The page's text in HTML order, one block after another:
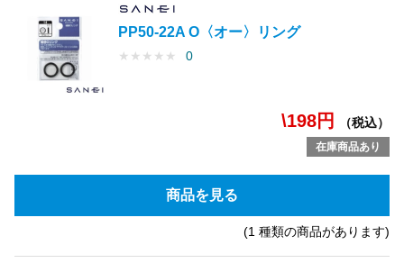
PP50-22A O〈オー〉リング
★ ★ ★ ★ ★ 0
\198円 （税込）
在庫商品あり
商品を見る
(1 種類の商品があります)